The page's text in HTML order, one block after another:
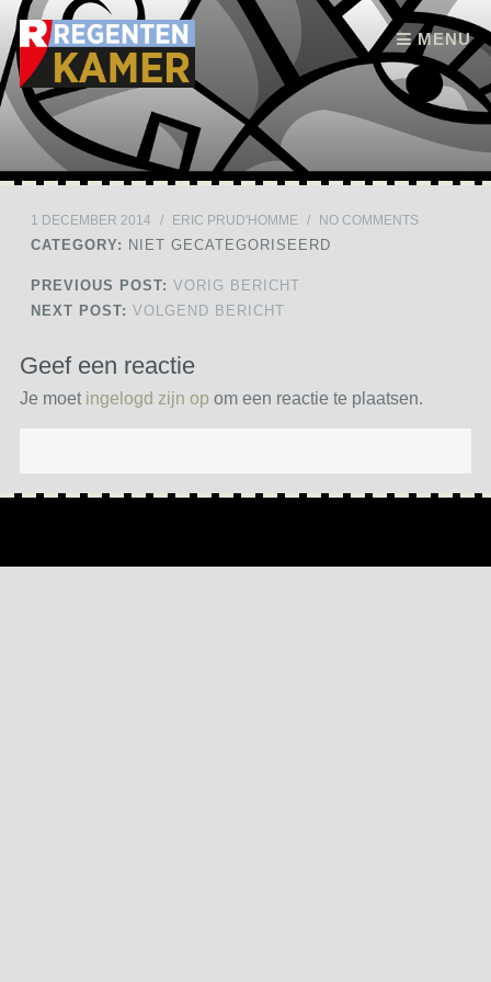
MENU
Skip to content
1 DECEMBER 2014 / ERIC PRUD'HOMME / NO COMMENTS
CATEGORY: NIET GECATEGORISEERD
PREVIOUS POST: VORIG BERICHT
NEXT POST: VOLGEND BERICHT
Geef een reactie
Je moet ingelogd zijn op om een reactie te plaatsen.